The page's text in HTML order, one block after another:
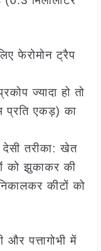
फेरोमोन ट्रैप
ज्यादा हो तो
प्रति एकड़) का
तरीका: खेत
को झुकाकर की
कीटों को
और पत्तागोभी में